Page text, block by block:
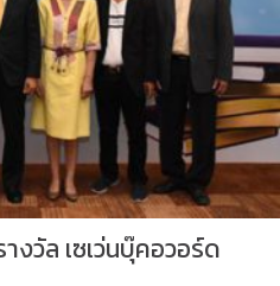
งวัล เซเว่นบุ๊คอวอร์ด